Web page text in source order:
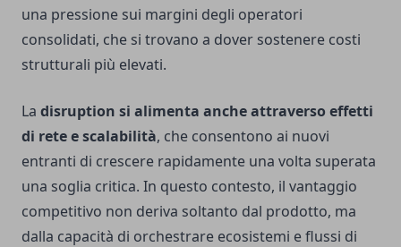
una pressione sui margini degli operatori
consolidati, che si trovano a dover sostenere costi
strutturali più elevati.
La disruption si alimenta anche attraverso effetti
di rete e scalabilità, che consentono ai nuovi
entranti di crescere rapidamente una volta superata
una soglia critica. In questo contesto, il vantaggio
competitivo non deriva soltanto dal prodotto, ma
dalla capacità di orchestrare ecosistemi e flussi di